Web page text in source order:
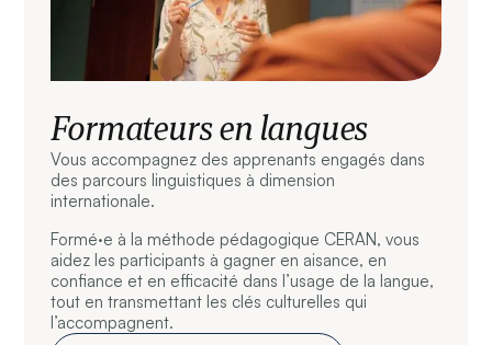
Formateurs en langues
Vous accompagnez des apprenants engagés dans
des parcours linguistiques à dimension
internationale.
Formé·e à la méthode pédagogique CERAN, vous
aidez les participants à gagner en aisance, en
confiance et en efficacité dans l’usage de la langue,
tout en transmettant les clés culturelles qui
l’accompagnent.